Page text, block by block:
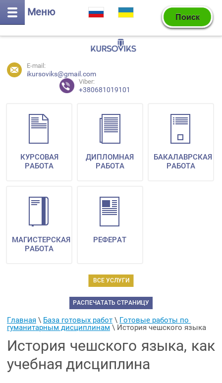
Меню
E-mail:
ikursoviks@gmail.com
Viber:
+380681019101
ВСЕ УСЛУГИ
КУРСОВАЯ
РАБОТА
ДИПЛОМНАЯ
РАБОТА
БАКАЛАВРСКАЯ
РАБОТА
МАГИСТЕРСКАЯ
РАБОТА
РЕФЕРАТ
РАСПЕЧАТАТЬ СТРАНИЦУ
Главная \ База готовых работ \ Готовые работы по
гуманитарным дисциплинам \ История чешского языка
История чешского языка, как
учебная дисциплина